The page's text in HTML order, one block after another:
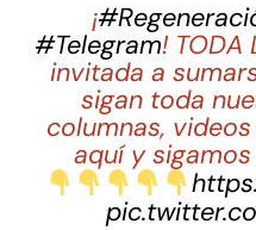
¡
#Telegram! TODA
invitada a
sigan toda
columnas,
aquí y